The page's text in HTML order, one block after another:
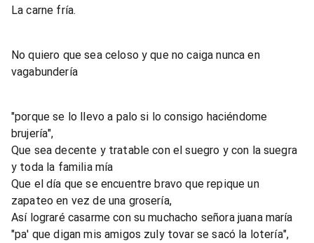
La carne fría.
No quiero que sea celoso y que no caiga nunca en
vagabundería
"porque se lo llevo a palo si lo consigo haciéndome
brujería",
Que sea decente y tratable con el suegro y con la suegra
y toda la familia mía
Que el día que se encuentre bravo que repique un
zapateo en vez de una grosería,
Así lograré casarme con su muchacho señora juana maría
"pa' que digan mis amigos zuly tovar se sacó la lotería",